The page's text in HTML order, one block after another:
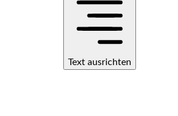
Text ausrichten